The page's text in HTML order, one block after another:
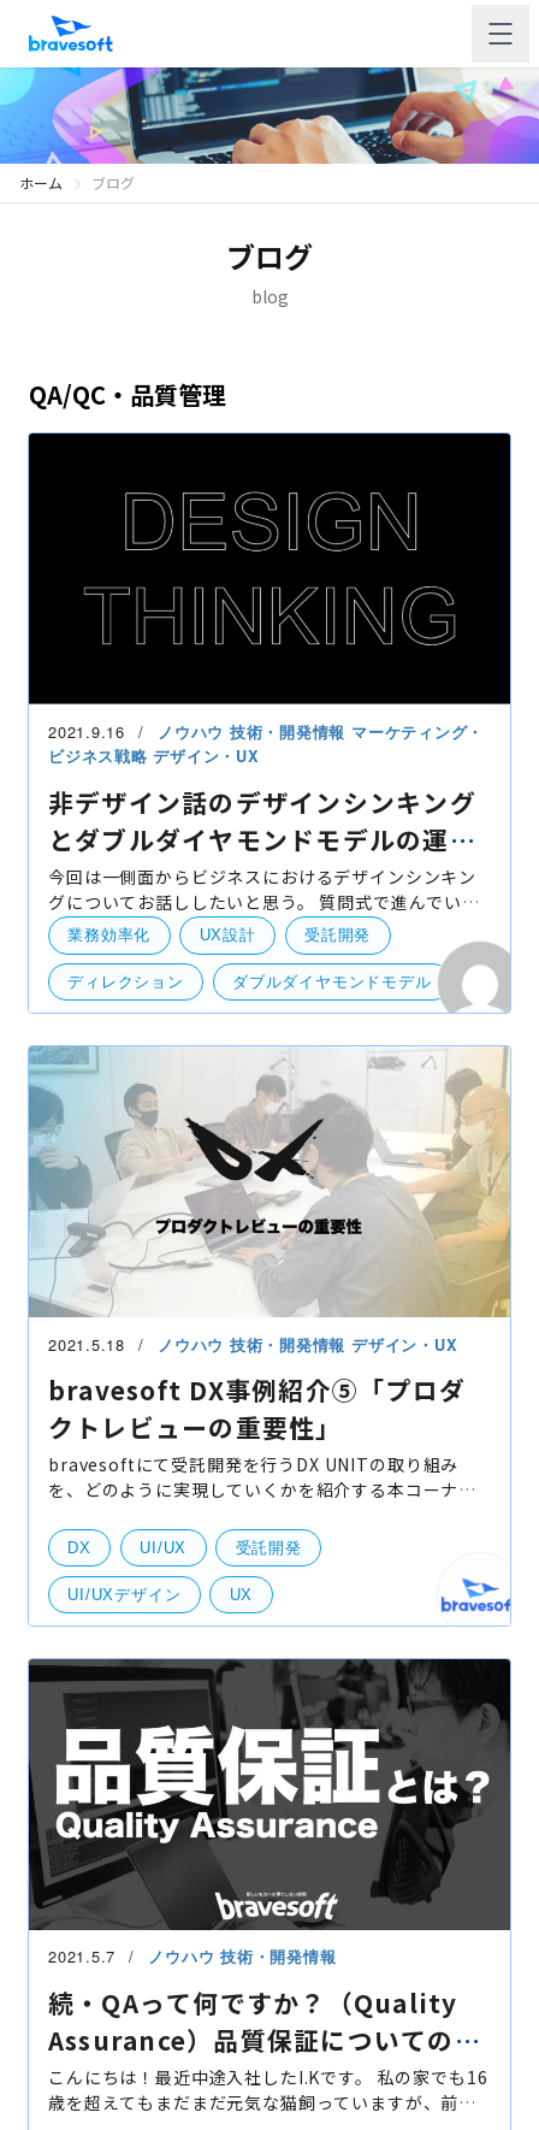
ホーム ブログ
ブログ
blog
QA/QC・品質管理
2021.9.16 ノウハウ 技術・開発情報 マーケティング・
ビジネス戦略デザイン・UX
非デザイン話のデザインシンキング
とダブルダイヤモンドモデルの運用
例
今回は一側面からビジネスにおけるデザインシンキン
グについてお話ししたいと思う。 質問式で進んでいく
が、まずこの質問から一緒に見てみよう： クライアン
トの要望を100%対応したのに、なぜリリース後に
業務効率化 UX設計 受託開発
ディレクション ダブルダイヤモンドモデル
分析・アナリティクス
2021.5.18 ノウハウ 技術・開発情報デザイン・UX
bravesoft DX事例紹介⑤「プロダ
クトレビューの重要性」
bravesoftにて受託開発を行うDX UNITの取り組み
を、どのように実現していくかを紹介する本コーナー
境を迎え、結合テストを行えるタイミングもしくはス
トア公開され
DX UI/UX 受託開発
UI/UXデザイン UX
技術開発 UI・UXデザイン
2021.5.7 ノウハウ技術・開発情報
続・QAって何ですか？（Quality
Assurance）品質保証についてのま
とめ。
こんにちは！最近中途入社したI.Kです。 私の家でも16
歳を超えてもまだまだ元気な猫飼っていますが、前出